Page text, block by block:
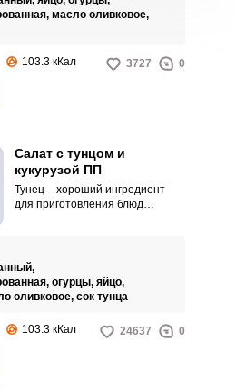
овощей станет идеальным
решением для обеда или ужина.
масло оливковое,
103.3 кКал 3727 0
Салат с тунцом и
кукурузой ПП
Тунец – хороший ингредиент
для приготовления блюд
огурцы, яйцо,
оливковое, сок тунца
103.3 кКал 24637 0